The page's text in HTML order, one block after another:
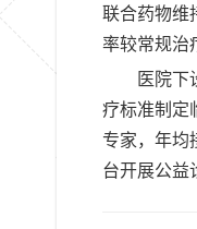
联合药物维
率较常规治
医院下
疗标准制定
专家，年均
台开展公益